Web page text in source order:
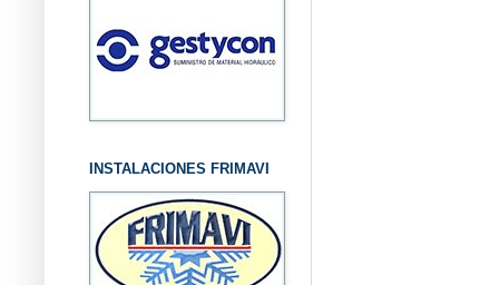
INSTALACIONES FRIMAVI